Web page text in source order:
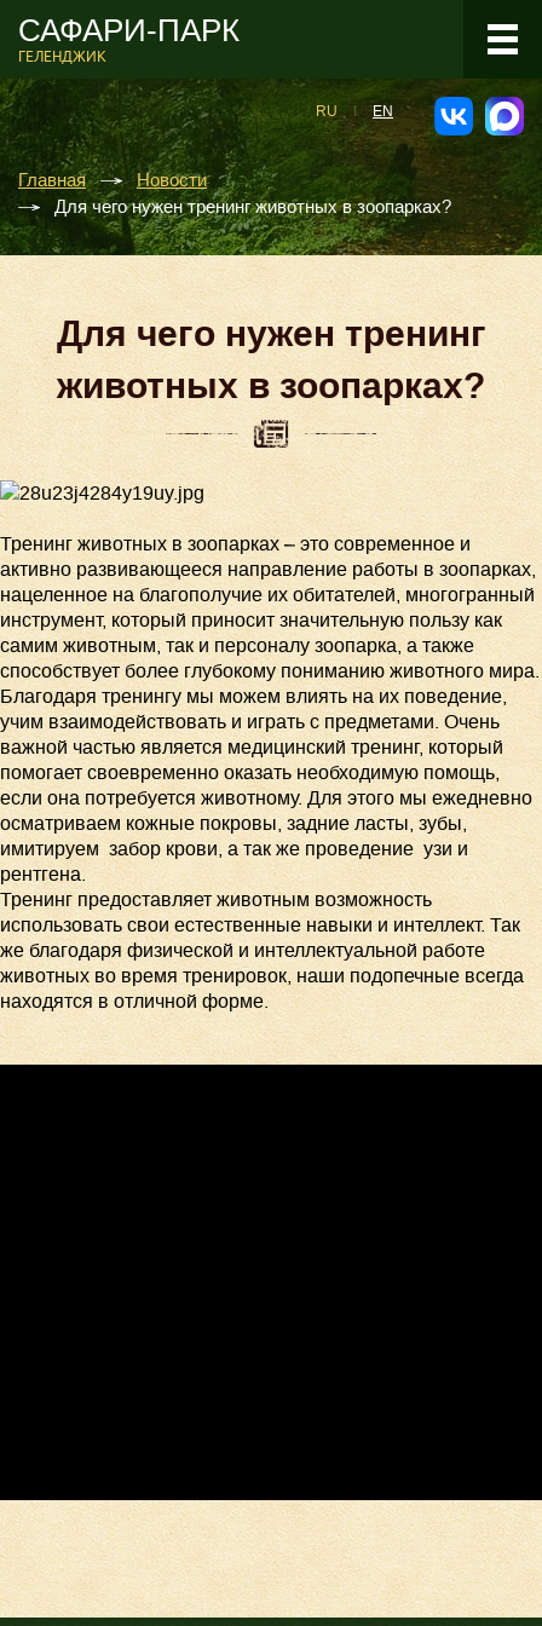
САФАРИ-ПАРК
ГЕЛЕНДЖИК
RU EN
Главная
Новости
Для чего нужен тренинг животных в зоопарках?
Для чего нужен тренинг
животных в зоопарках?
Тренинг животных в зоопарках – это современное и
активно развивающееся направление работы в зоопарках,
нацеленное на благополучие их обитателей, многогранный
инструмент, который приносит значительную пользу как
самим животным, так и персоналу зоопарка, а также
способствует более глубокому пониманию животного мира.
Благодаря тренингу мы можем влиять на их поведение,
учим взаимодействовать и играть с предметами. Очень
важной частью является медицинский тренинг, который
помогает своевременно оказать необходимую помощь,
если она потребуется животному. Для этого мы ежедневно
осматриваем кожные покровы, задние ласты, зубы,
имитируем забор крови, а так же проведение узи и
рентгена.
Тренинг предоставляет животным возможность
использовать свои естественные навыки и интеллект. Так
же благодаря физической и интеллектуальной работе
животных во время тренировок, наши подопечные всегда
находятся в отличной форме.